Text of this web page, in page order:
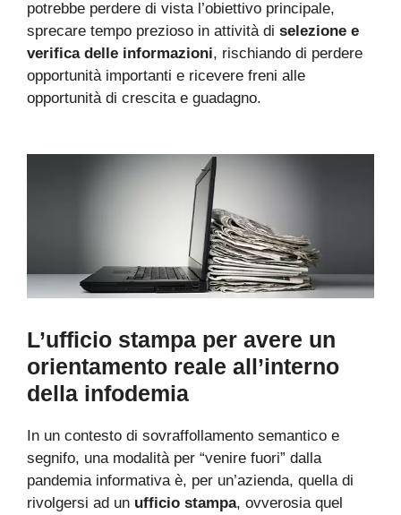
potrebbe perdere di vista l’obiettivo principale,
sprecare tempo prezioso in attività di selezione e
verifica delle informazioni, rischiando di perdere
opportunità importanti e ricevere freni alle
opportunità di crescita e guadagno.
L’ufficio stampa per avere un
orientamento reale all’interno
della infodemia
In un contesto di sovraffollamento semantico e
segnifo, una modalità per “venire fuori” dalla
pandemia informativa è, per un’azienda, quella di
rivolgersi ad un ufficio stampa, ovverosia quel